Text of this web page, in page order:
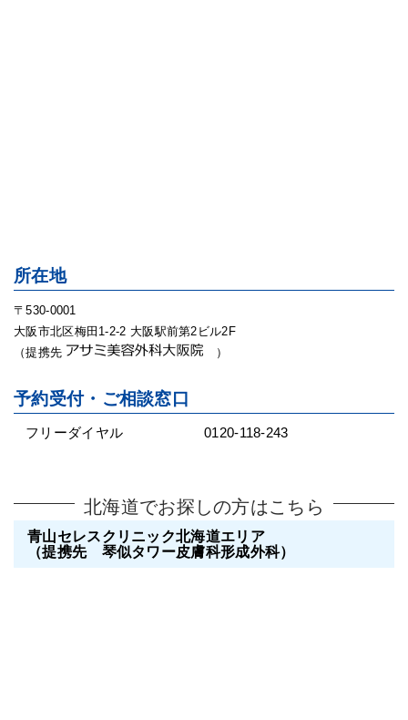
所在地
〒530-0001
大阪市北区梅田1-2-2 大阪駅前第2ビル2F
（提携先
）
予約受付・ご相談窓口
フリーダイヤル 0120-118-243
北海道でお探しの方はこちら
青山セレスクリニック北海道エリア
（提携先 琴似タワー皮膚科形成外科）